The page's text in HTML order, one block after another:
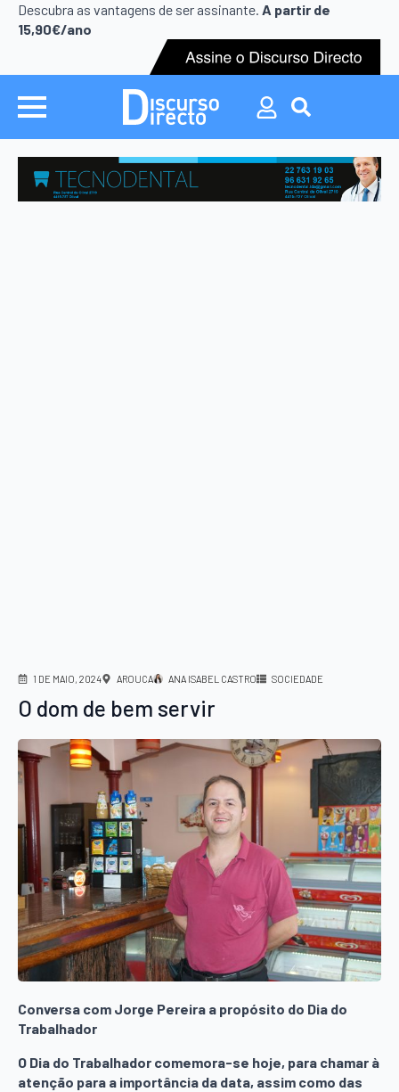
Descubra as vantagens de ser assinante. A partir de
15,90€/ano
Search
for:
Search
1 DE MAIO, 2024 AROUCA ANA ISABEL CASTRO SOCIEDADE
O dom de bem servir
Conversa com Jorge Pereira a propósito do Dia do
Trabalhador
O Dia do Trabalhador comemora-se hoje, para chamar à
atenção para a importância da data, assim como das